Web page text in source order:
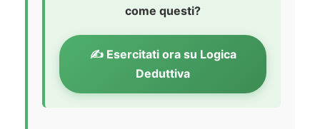
come questi?
✍️ Esercitati ora su Logica
Deduttiva